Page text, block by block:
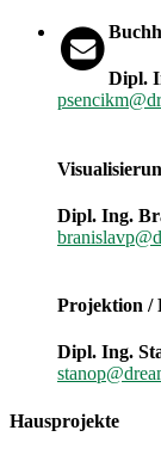
Dipl.
Dipl. Ing.
Projektion /
Dipl. Ing.
Hausprojekte